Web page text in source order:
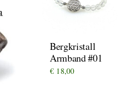
Bergkristall
Armband #01
€ 18,00